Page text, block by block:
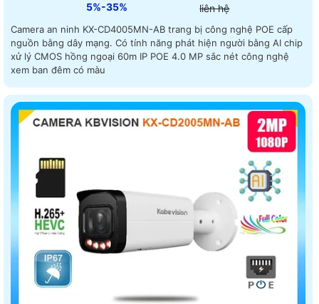
5%-35% liên hệ
Camera an ninh KX-CD4005MN-AB trang bị công nghệ POE cấp
nguồn bằng dây mạng. Có tính năng phát hiện người bằng AI chip
xử lý CMOS hồng ngoại 60m IP POE 4.0 MP sắc nét công nghệ
xem ban đêm có màu